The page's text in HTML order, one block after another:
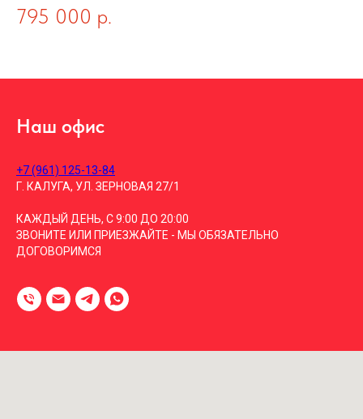
795 000 р.
Наш офис
+7 (961) 125-13-84
Г. КАЛУГА, УЛ. ЗЕРНОВАЯ 27/1
КАЖДЫЙ ДЕНЬ, С 9:00 ДО 20:00
ЗВОНИТЕ ИЛИ ПРИЕЗЖАЙТЕ - МЫ ОБЯЗАТЕЛЬНО
ДОГОВОРИМСЯ